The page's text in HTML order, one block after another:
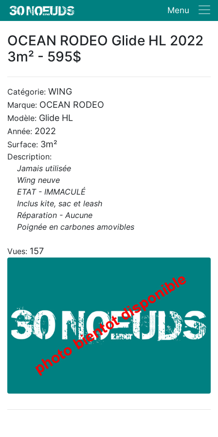
Menu
OCEAN RODEO Glide HL 2022
3m² - 595$
Catégorie: WING
Marque: OCEAN RODEO
Modèle: Glide HL
Année: 2022
Surface: 3m²
Description:
Jamais utilisée
Wing neuve
ETAT - IMMACULÉ
Inclus kite, sac et leash
Réparation - Aucune
Poignée en carbones amovibles
Vues: 157